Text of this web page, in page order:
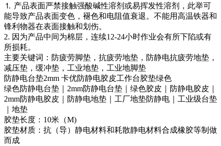
⒈ 产品表面严禁接触强酸碱性溶剂或易挥发性溶剂，此举可
能导致产品表面变色，褪色和电阻值衰退。不能用高温铁器和
锋利物器在表面接触和划伤。
2. 因为产品中间为棉层，连续12-24小时作业会有所下陷或有
所损耗。
主要关键词：防疲劳脚垫，抗疲劳地垫，防静电抗疲劳地垫，
减压垫，缓冲垫，工业地垫，工业地脚垫
防静电台垫2mm 卡优防静电胶皮工作台胶垫绿色
绿色防静电台垫｜2mm防静电台垫｜绿色胶皮｜防静电胶皮｜
2mm防静电胶皮｜防静电地垫｜工厂地垫防静电｜工业级台垫
｜地垫
胶垫长度：10米（M)
胶垫材质：抗（导）静电材料和耗散静电材料合成橡胶等制做
而成